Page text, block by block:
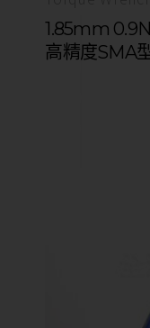
1.85mm
高精度SMA